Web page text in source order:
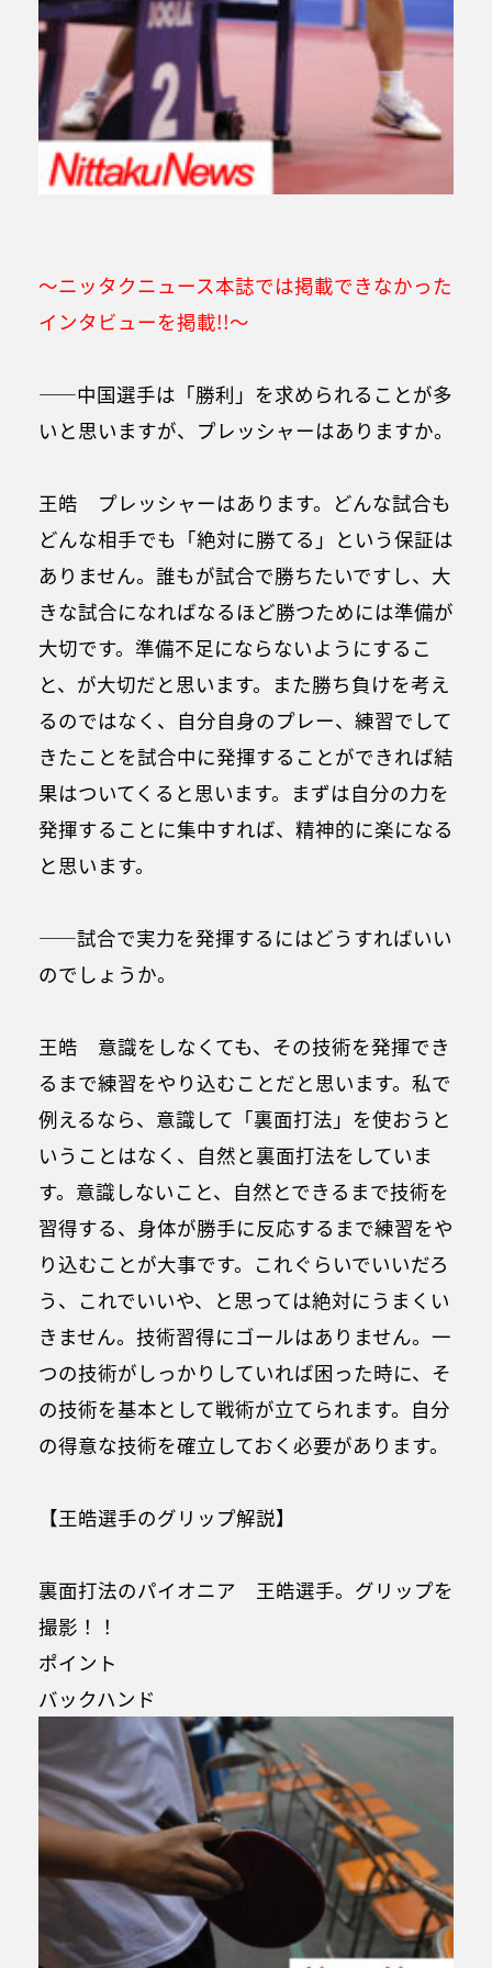
～ニッタクニュース本誌では掲載できなかった
インタビューを掲載!!～
――中国選手は「勝利」を求められることが多
いと思いますが、プレッシャーはありますか。
王皓 プレッシャーはあります。どんな試合も
どんな相手でも「絶対に勝てる」という保証は
ありません。誰もが試合で勝ちたいですし、大
きな試合になればなるほど勝つためには準備が
大切です。準備不足にならないようにするこ
と、が大切だと思います。また勝ち負けを考え
るのではなく、自分自身のプレー、練習でして
きたことを試合中に発揮することができれば結
果はついてくると思います。まずは自分の力を
発揮することに集中すれば、精神的に楽になる
と思います。
――試合で実力を発揮するにはどうすればいい
のでしょうか。
王皓 意識をしなくても、その技術を発揮でき
るまで練習をやり込むことだと思います。私で
例えるなら、意識して「裏面打法」を使おうと
いうことはなく、自然と裏面打法をしていま
す。意識しないこと、自然とできるまで技術を
習得する、身体が勝手に反応するまで練習をや
り込むことが大事です。これぐらいでいいだろ
う、これでいいや、と思っては絶対にうまくい
きません。技術習得にゴールはありません。一
つの技術がしっかりしていれば困った時に、そ
の技術を基本として戦術が立てられます。自分
の得意な技術を確立しておく必要があります。
【王皓選手のグリップ解説】
裏面打法のパイオニア 王皓選手。グリップを
撮影！！
ポイント
バックハンド